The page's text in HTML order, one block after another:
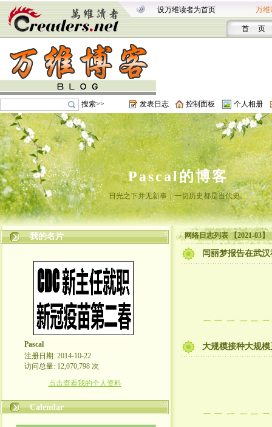
设万维读者为首页 万维
首 页
搜索>> 发表日志 控制面板 个人相册
Pascal的博客
日光之下并无新事；一切历史都是当代史。
我的名片
Pascal
注册日期: 2014-10-22
访问总量: 12,070,798 次
点击查看我的个人资料
Calendar
网络日志列表 【2021-03】
闫丽梦报告在武
大规模接种大规